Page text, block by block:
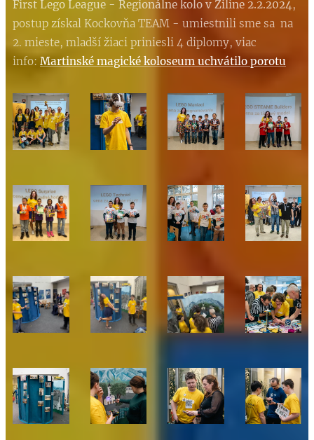
First Lego League - Regionálne kolo v Žiline 2.2.2024,
postup získal Kockovňa TEAM - umiestnili sme sa na
2. mieste, mladší žiaci priniesli 4 diplomy, viac
info: Martinské magické koloseum uchvátilo porotu